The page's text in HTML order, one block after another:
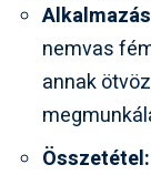
nemvas
annak
Összetétel: